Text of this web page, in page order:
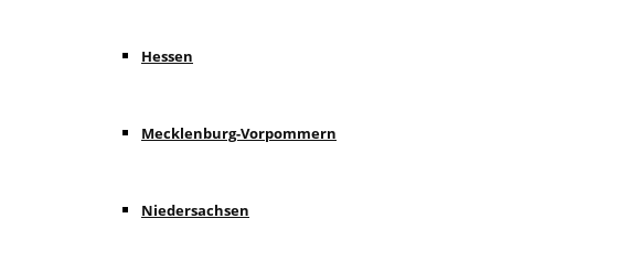
Hessen
Mecklenburg-Vorpommern
Niedersachsen